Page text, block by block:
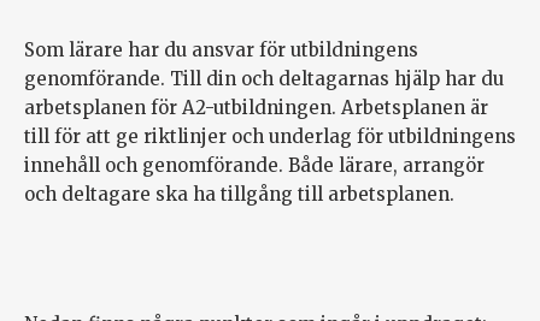
Som lärare har du ansvar för utbildningens
genomförande. Till din och deltagarnas hjälp har du
arbetsplanen för A2-utbildningen. Arbetsplanen är
till för att ge riktlinjer och underlag för utbildningens
innehåll och genomförande. Både lärare, arrangör
och deltagare ska ha tillgång till arbetsplanen.